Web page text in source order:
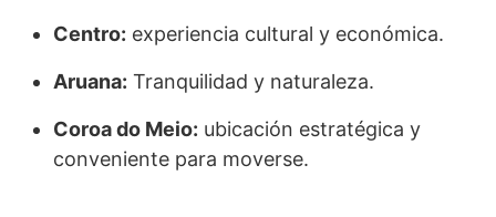
Centro: experiencia cultural y económica.
Aruana: Tranquilidad y naturaleza.
Coroa do Meio: ubicación estratégica y
conveniente para moverse.